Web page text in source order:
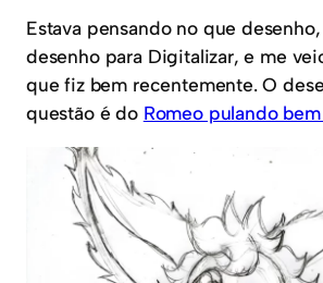
Estava pensando no que
desenho para Digitalizar, e me
que fiz bem recentemente. O
questão é do Romeo pulando